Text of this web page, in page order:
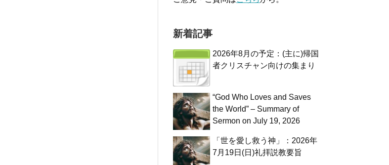
新着記事
2026年8月の予定：(主に)帰国
者クリスチャン向けの集まり
“God Who Loves and Saves
the World” – Summary of
Sermon on July 19, 2026
「世を愛し救う神」：2026年
7月19日(日)礼拝説教要旨